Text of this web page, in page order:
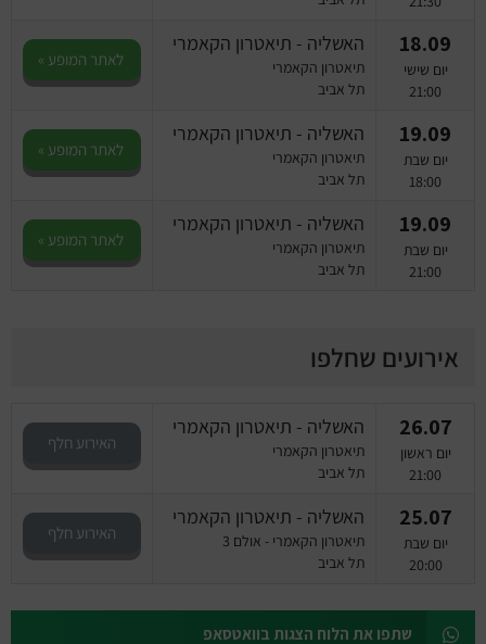
18.09
יום שישי
21:00
האשליה - תיאטרון הקאמרי
תיאטרון הקאמרי
תל אביב
לאתר המופע »
19.09
יום שבת
18:00
האשליה - תיאטרון הקאמרי
תיאטרון הקאמרי
תל אביב
לאתר המופע »
19.09
יום שבת
21:00
האשליה - תיאטרון הקאמרי
תיאטרון הקאמרי
תל אביב
לאתר המופע »
אירועים שחלפו
26.07
יום ראשון
21:00
האשליה - תיאטרון הקאמרי
תיאטרון הקאמרי
תל אביב
האירוע חלף
25.07
יום שבת
20:00
האשליה - תיאטרון הקאמרי
תיאטרון הקאמרי - אולם 3
תל אביב
האירוע חלף
שתפו את הלוח הצגות בוואטסאפ